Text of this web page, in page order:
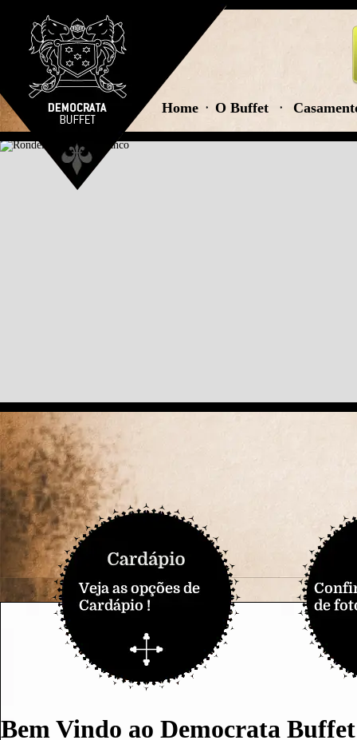
Home O Buffet
Bem Vindo ao Democrata Buffet